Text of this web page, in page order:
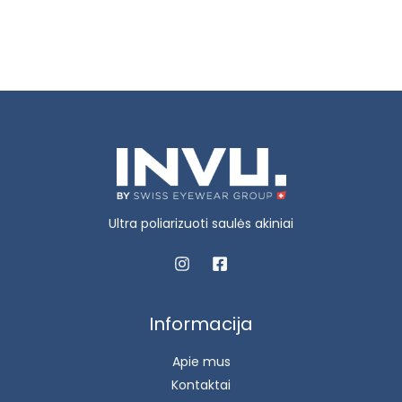
Ultra poliarizuoti saulės akiniai
Informacija
Apie mus
Kontaktai